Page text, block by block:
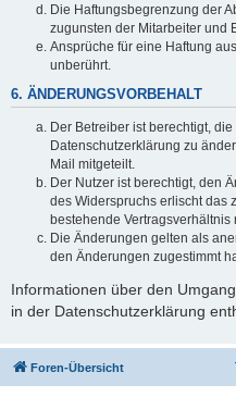
Die Haftungsbegrenzung der
zugunsten der Mitarbeiter und
Ansprüche für eine Haftung
unberührt.
6. ÄNDERUNGSVORBEHALT
Der Betreiber ist berechtigt,
Datenschutzerklärung zu
Mail mitgeteilt.
Der Nutzer ist berechtigt, den
des Widerspruchs erlischt das
bestehende Vertragsverhältnis
Die Änderungen gelten als
den Änderungen zugestimmt
Informationen über den
in der Datenschutzerklärung
Foren-Übersicht